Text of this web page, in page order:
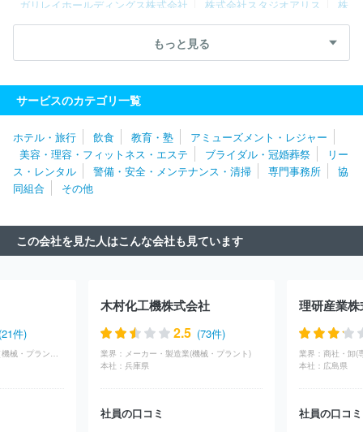
ガリレイホールディングス株式会社 株式会社スタジオアリス
株
式会社システムサポートホールディングス
株式会社タナベコンサル
ダイドーグループホールディングス株式会社
ウェル
株式会社ホンダテクノフォート
ニッコンホールディング
ス株式会社
ＲＸ Ｊａｐａｎ合同会社
株式会社ベネフィット・ワン
株式会社トリート
日揮ホールディ
ングス株式会社
三井不動産レジデンシャルサービス株式会社
株
式会社アルトナー
株式会社ワールドストアパートナーズ
株式会
社マーキュリー
エー・ピーホールディングス
株式会社ジャステック
株式会社第
一ライフグループ
株式会社チェッカーサポート
ック・ホールディングス
株式会社ベルパーク
株式会社ＢＲＥＸ
ホールディングス株式会社
ＮＧＢ株式会社
株式会社ジェイエイ
シーリクルートメント
アース環境サービス株式会社
グリーホー
ルディングス株式会社
株式会社構造計画研究所
サイエンスプラニング
ＧＭＯペイメントゲートウェイ株式会社
インフォテック・サービス株式会社
パーソル
もっと見る
サービスのカテゴリ一覧
ホテル・旅行 飲食 教育・塾
アミューズメント・レジャー
美容・理容・フィットネス・エステ
ブライダル・冠婚葬祭
リー
ス・レンタル
警備・安全・メンテナンス・清掃 専門事務所
協
同組合
その他
この会社を見た人はこんな会社も見ています
件)
商社・卸(専門商社（機械・プラント）)
木村化工機株式会社
2.5 (73件)
業界： メーカー・製造業(機械・プラント)
本社： 兵庫県
社員の口コミ
理研産業
業界：
本社： 広島県
社員の口コミ